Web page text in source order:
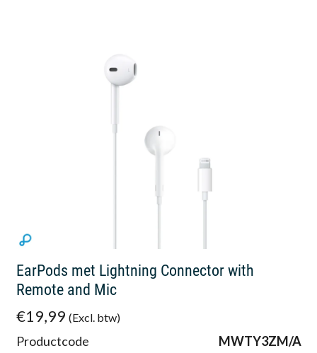
EarPods met Lightning Connector with
Remote and Mic
€19,99 (Excl. btw)
Productcode
MWTY3ZM/A